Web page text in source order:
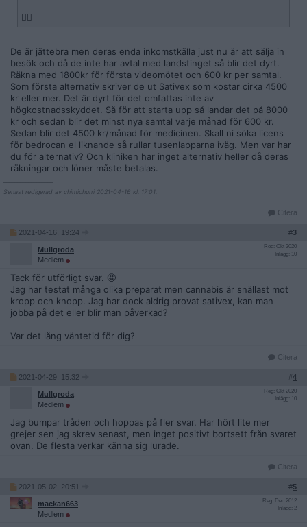
✌🏻
De är jättebra men deras enda inkomstkälla just nu är att sälja in
besök och då de inte har avtal med landstinget så blir det dyrt.
Räkna med 1800kr för första videomötet och 600 kr per samtal.
Som första alternativ skriver de ut Sativex som kostar cirka 4500
kr eller mer. Det är dyrt för det omfattas inte av
högkostnadsskyddet. Så för att starta upp så landar det på 8000
kr och sedan blir det minst nya samtal varje månad för 600 kr.
Sedan blir det 4500 kr/månad för medicinen. Skall ni söka licens
för bedrocan el liknande så rullar tusenlapparna iväg. Men var har
du för alternativ? Och kliniken har inget alternativ heller då deras
räkningar och löner måste betalas.
Senast redigerad av chimichurri 2021-04-16 kl. 17:01.
Citera
2021-04-16, 19:24 #3
Mullgroda
Medlem
Reg: Okt 2020
Inlägg: 10
Tack för utförligt svar. 🤩
Jag har testat många olika preparat men cannabis är snällast mot
kropp och knopp. Jag har dock aldrig provat sativex, kan man
jobba på det eller blir man påverkad?
Var det lång väntetid för dig?
Citera
2021-04-29, 15:32 #4
Mullgroda
Medlem
Reg: Okt 2020
Inlägg: 10
Jag bumpar tråden och hoppas på fler svar. Har hört lite mer
grejer sen jag skrev senast, men inget positivt bortsett från svaret
ovan. De flesta verkar känna sig lurade.
Citera
2021-05-02, 20:51 #5
mackan663
Medlem
Reg: Dec 2012
Inlägg: 2